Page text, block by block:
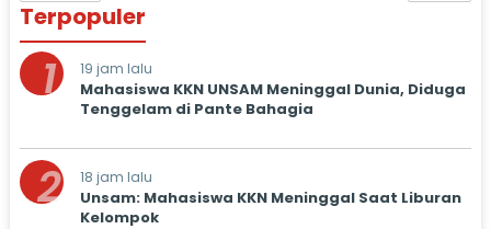
Terpopuler
1 19 jam lalu
Mahasiswa KKN UNSAM Meninggal Dunia, Diduga
Tenggelam di Pante Bahagia
2 18 jam lalu
Unsam: Mahasiswa KKN Meninggal Saat Liburan
Kelompok